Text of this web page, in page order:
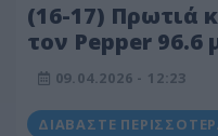
(16-17) Πρωτιά
τον Pepper 96.6
Δεβελέγκα
09.04.2026 - 12:23
ΔΙΑΒΆΣΤΕ